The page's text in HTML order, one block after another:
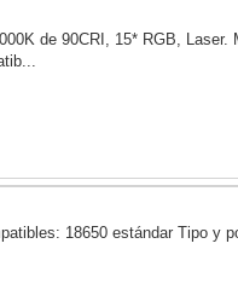
de 90CRI, 15* RGB, Laser.
18650 estándar Tipo y